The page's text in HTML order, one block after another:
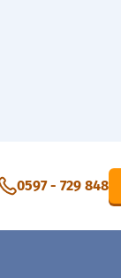
0597 - 729 848